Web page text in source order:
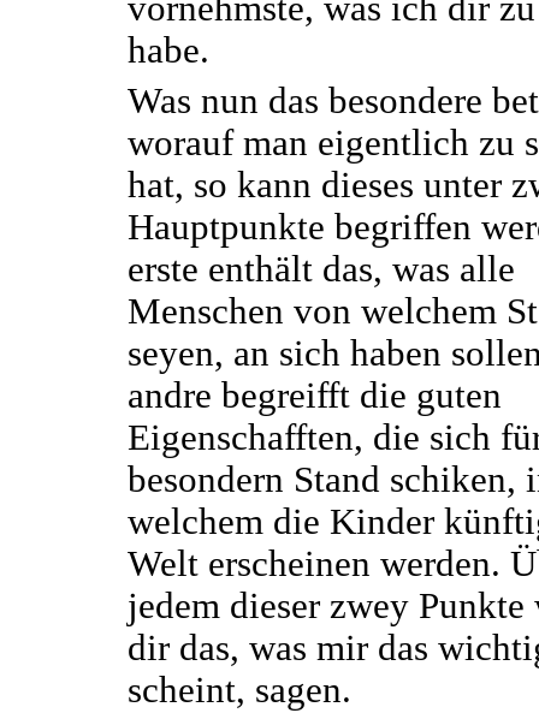
vornehmste, was ich dir
habe.
Was nun das besondere
worauf man eigentlich zu
hat, so kann dieses unter
Hauptpunkte begriffen
erste enthält das, was alle
Menschen von welchem
seyen, an sich haben
andre begreifft die guten
Eigenschafften, die sich
besondern Stand schiken,
welchem die Kinder
Welt erscheinen werden.
jedem dieser zwey
dir das, was mir das
scheint, sagen.